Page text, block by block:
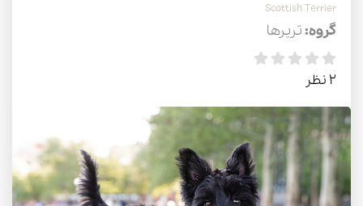
Scottish Terrier
گروه:تریرها
2 نظر